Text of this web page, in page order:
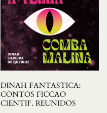
DINAH FANTASTICA:
CONTOS FICCAO
CIENTIF. REUNIDOS